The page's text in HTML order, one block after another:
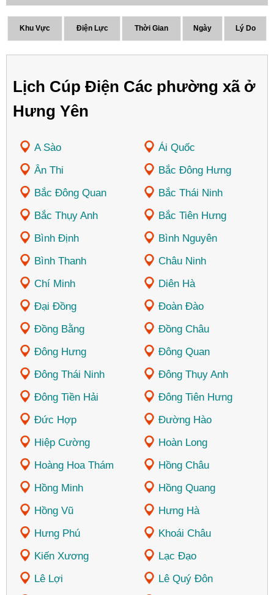
Khu Vực Điện Lực Thời Gian Ngày Lý Do
Lịch Cúp Điện Các phường xã ở
Hưng Yên
A Sào
Ái Quốc
Ân Thi
Bắc Đông Hưng
Bắc Đông Quan
Bắc Thái Ninh
Bắc Thụy Anh
Bắc Tiên Hưng
Bình Định
Bình Nguyên
Bình Thanh
Châu Ninh
Chí Minh
Diên Hà
Đại Đồng
Đoàn Đào
Đồng Bằng
Đồng Châu
Đông Hưng
Đông Quan
Đông Thái Ninh
Đông Thụy Anh
Đông Tiền Hải
Đông Tiên Hưng
Đức Hợp
Đường Hào
Hiệp Cường
Hoàn Long
Hoàng Hoa Thám
Hồng Châu
Hồng Minh
Hồng Quang
Hồng Vũ
Hưng Hà
Hưng Phú
Khoái Châu
Kiến Xương
Lạc Đạo
Lê Lợi
Lê Quý Đôn